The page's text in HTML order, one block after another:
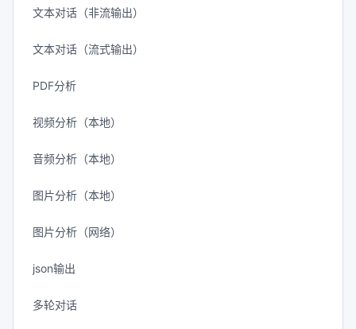
文本对话（非流输出）
文本对话（流式输出）
PDF分析
视频分析（本地）
音频分析（本地）
图片分析（本地）
图片分析（网络）
json输出
多轮对话